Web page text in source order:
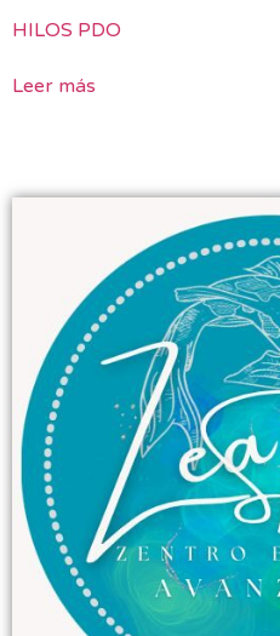
HILOS PDO
Leer más